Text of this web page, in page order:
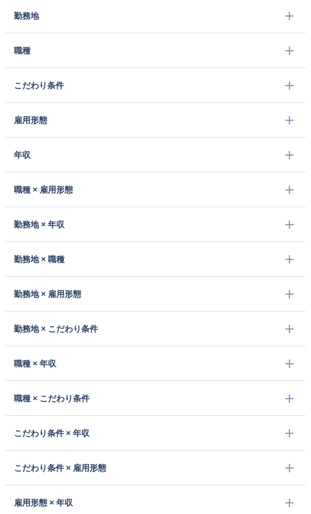
勤務地
職種
こだわり条件
雇用形態
年収
職種 × 雇用形態
勤務地 × 年収
勤務地 × 職種
勤務地 × 雇用形態
勤務地 × こだわり条件
職種 × 年収
職種 × こだわり条件
こだわり条件 × 年収
こだわり条件 × 雇用形態
雇用形態 × 年収